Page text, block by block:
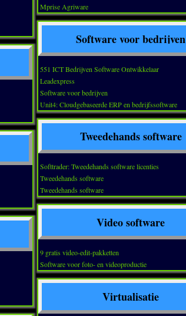
Mprise Agriware
Software voor bedrijven
551 ICT Bedrijven Software Ontwikkelaar
Leadexpress
Software voor bedrijven
Unit4: Cloudgebaseerde ERP en bedrijfssoftware
Tweedehands software
Softtrader: Tweedehands software licenties
Tweedehands software
Tweedehands software
Video software
9 gratis video-edit-pakketten
Software voor foto- en videoproductie
Virtualisatie